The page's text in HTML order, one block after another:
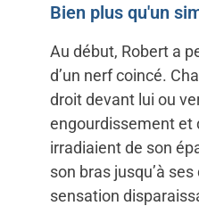
Bien plus qu'un
Au début, Robert a
d’un nerf coincé.
droit devant lui ou
engourdissement
irradiaient de son
son bras jusqu’à
sensation